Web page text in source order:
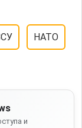
НАТО
и